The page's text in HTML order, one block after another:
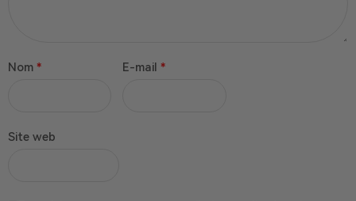
Nom * E-mail *
Site web